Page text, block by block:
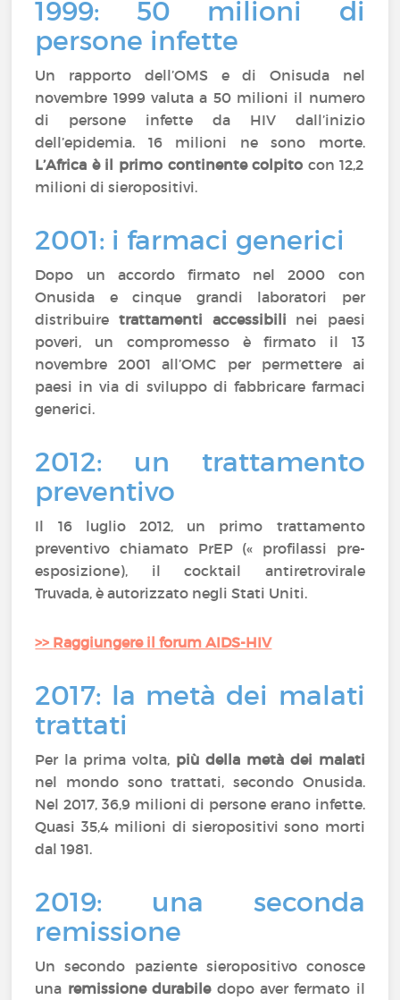
1999: 50 milioni di
persone infette
Un rapporto dell’OMS e di Onisuda nel
novembre 1999 valuta a 50 milioni il numero
di persone infette da HIV dall’inizio
dell’epidemia. 16 milioni ne sono morte.
L’Africa è il primo continente colpito con 12,2
milioni di sieropositivi.
2001: i farmaci generici
Dopo un accordo firmato nel 2000 con
Onusida e cinque grandi laboratori per
distribuire trattamenti accessibili nei paesi
poveri, un compromesso è firmato il 13
novembre 2001 all’OMC per permettere ai
paesi in via di sviluppo di fabbricare farmaci
generici.
2012: un trattamento
preventivo
Il 16 luglio 2012, un primo trattamento
preventivo chiamato PrEP (« profilassi pre-
esposizione), il cocktail antiretrovirale
Truvada, è autorizzato negli Stati Uniti.
>> Raggiungere il forum AIDS-HIV
2017: la metà dei malati
trattati
Per la prima volta, più della metà dei malati
nel mondo sono trattati, secondo Onusida.
Nel 2017, 36,9 milioni di persone erano infette.
Quasi 35,4 milioni di sieropositivi sono morti
dal 1981.
2019: una seconda
remissione
Un secondo paziente sieropositivo conosce
una remissione durabiledopo aver fermato il